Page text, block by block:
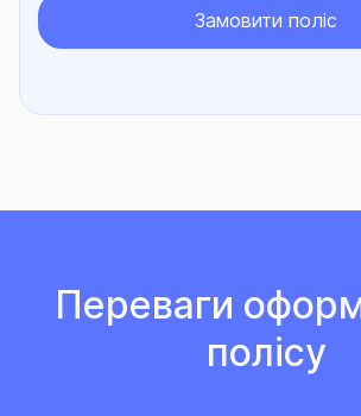
Замовити поліс
Переваги
полісу